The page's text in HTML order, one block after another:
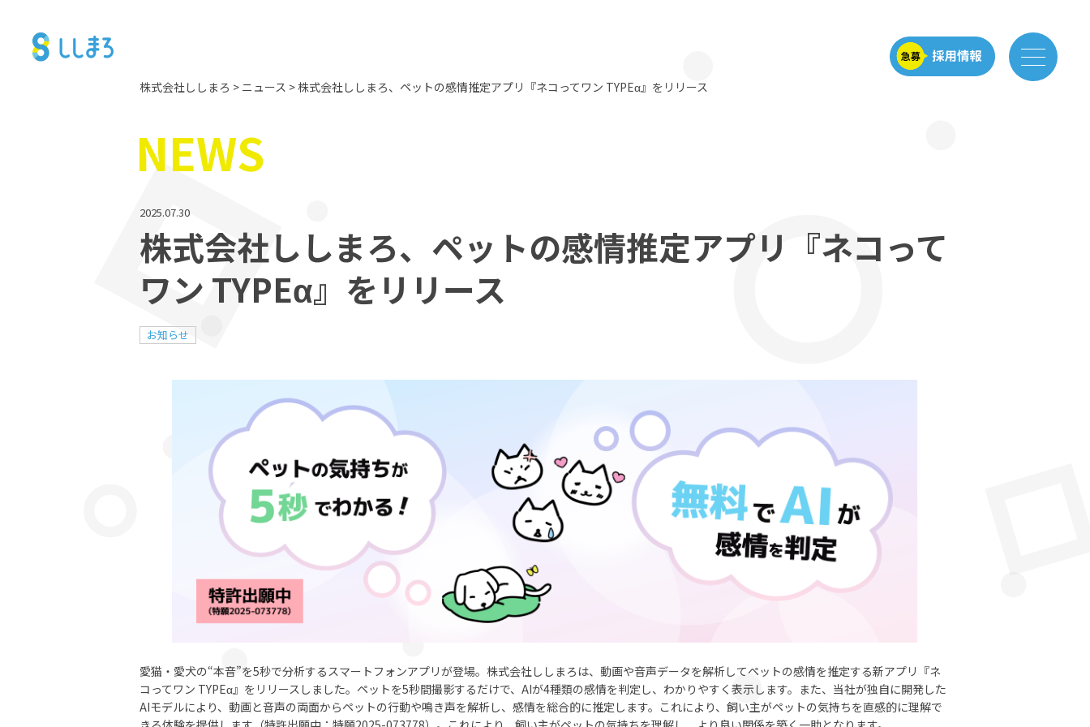
株式会社ししまろ > ニュース >株式会社ししまろ、ペットの感情推定アプリ『ネコってワン TYPEα』をリリース
NEWS
2025.07.30
株式会社ししまろ、ペットの感情推定アプリ『ネコって
ワン TYPEα』をリリース
お知らせ
愛猫・愛犬の“本音”を5秒で分析するスマートフォンアプリが登場。株式会社ししまろは、動画や音声データを解析してペットの感情を推定する新アプリ『ネ
コってワン TYPEα』をリリースしました。ペットを5秒間撮影するだけで、AIが4種類の感情を判定し、わかりやすく表示します。また、当社が独自に開発した
AIモデルにより、動画と音声の両面からペットの行動や鳴き声を解析し、感情を総合的に推定します。これにより、飼い主がペットの気持ちを直感的に理解で